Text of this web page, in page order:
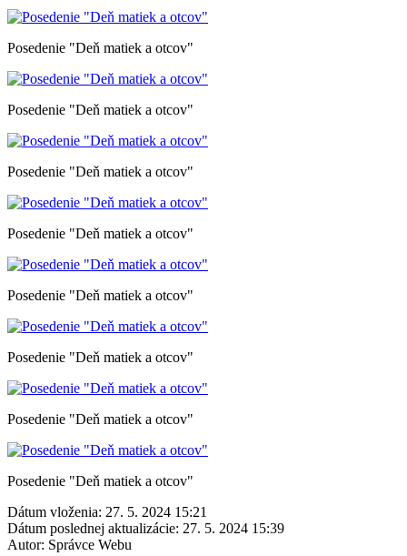
Posedenie "Deň matiek a otcov"
Posedenie "Deň matiek a otcov"
Posedenie "Deň matiek a otcov"
Posedenie "Deň matiek a otcov"
Posedenie "Deň matiek a otcov"
Posedenie "Deň matiek a otcov"
Posedenie "Deň matiek a otcov"
Posedenie "Deň matiek a otcov"
Dátum vloženia: 27. 5. 2024 15:21
Dátum poslednej aktualizácie: 27. 5. 2024 15:39
Autor: Správce Webu